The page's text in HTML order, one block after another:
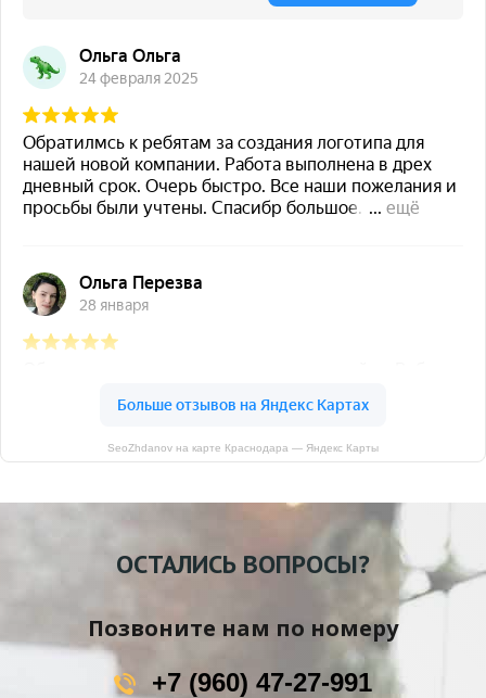
SeoZhdanov на карте Краснодара — Яндекс Карты
ОСТАЛИСЬ ВОПРОСЫ?
Позвоните нам по номеру
+7 (960) 47-27-991